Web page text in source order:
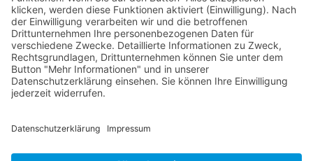
Kontakt
Postanschrift
Traumkatzen e.V.
89231 Neu-Ulm